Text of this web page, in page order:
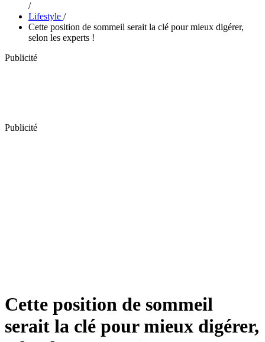
/
Lifestyle /
Cette position de sommeil serait la clé pour mieux digérer,
selon les experts !
Publicité
Publicité
Cette position de sommeil
serait la clé pour mieux digérer,